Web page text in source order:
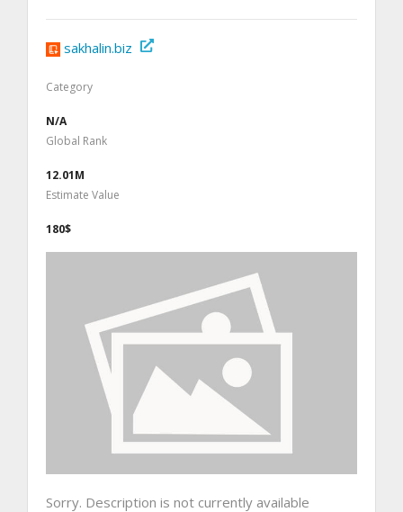
sakhalin.biz
Category
N/A
Global Rank
12.01M
Estimate Value
180$
Sorry. Description is not currently available